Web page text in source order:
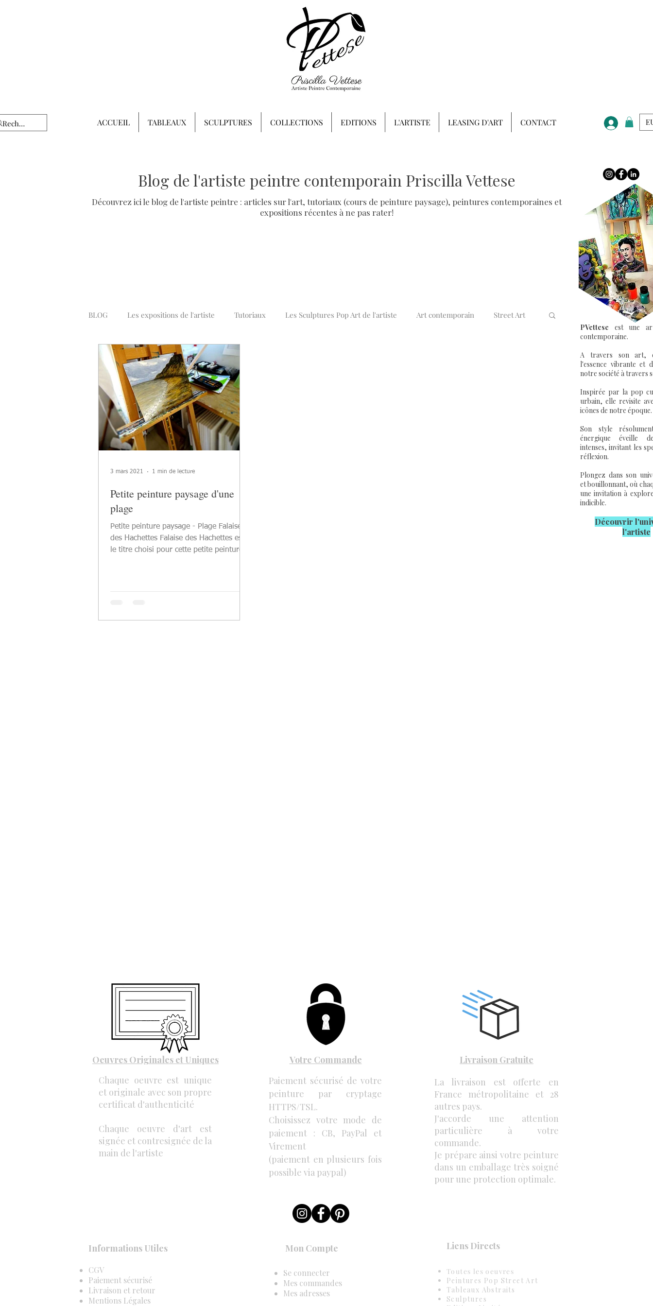
Blog de l'artiste peintre contemporain Priscilla Vettese
Découvrez ici le blog de l'artiste peintre : articles sur l'art, tutoriaux (cours de peinture paysage), peintures contemporaines et
expositions récentes à ne pas rater!
BLOG Les expositions de l'artiste Tutoriaux Les Sculptures Pop Art de l'artiste Art contemporain Street Art
Peintures Pop Art Colorées Tableaux Street Art Graffiti
Petite peinture paysage d'une
plage
Petite peinture paysage - Plage Falaise
des Hachettes Falaise des Hachettes est
le titre choisi pour cette petite peinture
3 mars 2021 1 min de lecture
PVettese est une
contemporaine.
A travers son art,
l'essence vibrante et
notre société à travers
Inspirée par la pop
urbain, elle revisite
icônes de notre époque.
Son style
énergique éveille
intenses, invitant les
réflexion.
Plongez dans son
et bouillonnant, où
une invitation à
indicible.
Découvrir l'u
l'artiste
ACCUEIL TABLEAUX SCULPTURES COLLECTIONS EDITIONS L'ARTISTE LEASING D'ART CONTACT
Oeuvres Originales et Uniques
Chaque oeuvre est unique
et originale avec son propre
certificat d'authenticité
Chaque oeuvre d'art est
signée et contresignée de la
main de l'artiste
Votre Commande
Paiement sécurisé de votre
peinture par cryptage
HTTPS/TSL.
Choisissez votre mode de
paiement : CB, PayPal et
Virement
(paiement en plusieurs fois
possible via paypal)
Livraison Gratuite
La livraison est offerte en
France métropolitaine et 28
autres pays.
J'accorde une attention
particulière à votre
commande.
Je prépare ainsi votre peinture
dans un emballage très soigné
pour une protection optimale.
Informations Utiles
CGV
Paiement sécurisé
Livraison et retour
Mentions Légales
Mon Compte
Se connecter
Mes commandes
Mes adresses
Liens Directs
Toutes les oeuvres
Peintures Pop Street Art
Tableaux Abstraits
Sculptures